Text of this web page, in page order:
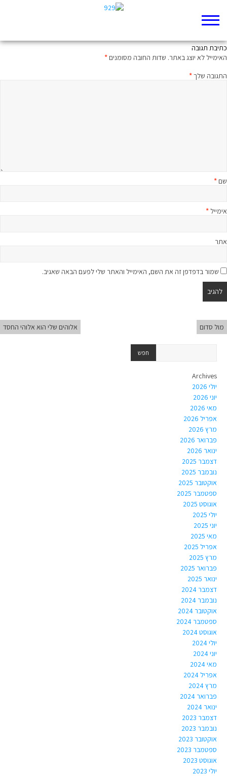
כתיבת תגובה
האימייל לא יוצג באתר. שדות החובה מסומנים*
התגובה שלך*
שם*
אימייל *
אתר
שמור בדפדפן זה את השם, האימייל והאתר שלי לפעם הבאה שאגיב.
מול סדום אלוהים שלי הוא אלוהי החסד
Archives
יולי 2026
יוני 2026
מאי 2026
אפריל 2026
מרץ 2026
פברואר 2026
ינואר 2026
דצמבר 2025
נובמבר 2025
אוקטובר 2025
ספטמבר 2025
אוגוסט 2025
יולי 2025
יוני 2025
מאי 2025
אפריל 2025
מרץ 2025
פברואר 2025
ינואר 2025
דצמבר 2024
נובמבר 2024
אוקטובר 2024
ספטמבר 2024
אוגוסט 2024
יולי 2024
יוני 2024
מאי 2024
אפריל 2024
מרץ 2024
פברואר 2024
ינואר 2024
דצמבר 2023
נובמבר 2023
אוקטובר 2023
ספטמבר 2023
אוגוסט 2023
יולי 2023